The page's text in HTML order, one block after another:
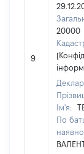
9
20000
Ім'я:
По